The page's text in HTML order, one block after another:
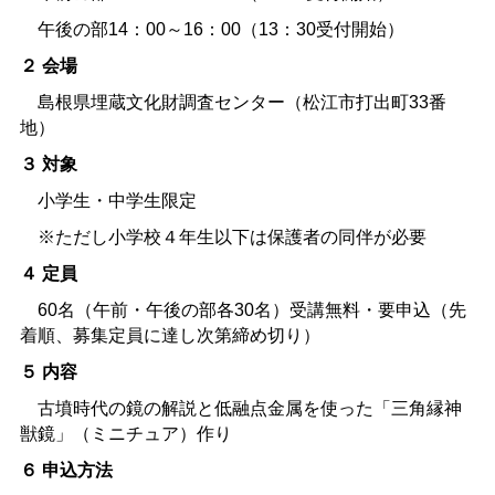
午後の部14：00～16：00（13：30受付開始）
２ 会場
島根県埋蔵文化財調査センター（松江市打出町33番
地）
３ 対象
小学生・中学生限定
※ただし小学校４年生以下は保護者の同伴が必要
４ 定員
60名（午前・午後の部各30名）受講無料・要申込（先
着順、募集定員に達し次第締め切り）
５ 内容
古墳時代の鏡の解説と低融点金属を使った「三角縁神
獣鏡」（ミニチュア）作り
６ 申込方法